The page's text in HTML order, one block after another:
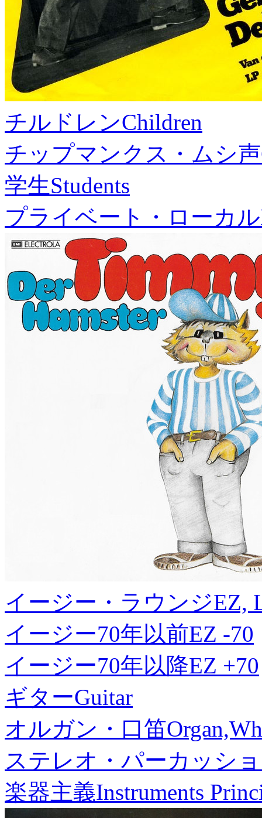
チルドレンChildren
チップマンクス・ムシ声
学生Students
プライベート・ローカル
イージー・ラウンジEZ,
イージー70年以前EZ -70
イージー70年以降EZ +70
ギターGuitar
オルガン・口笛
ステレオ・パーカッシ
楽器主義Instruments